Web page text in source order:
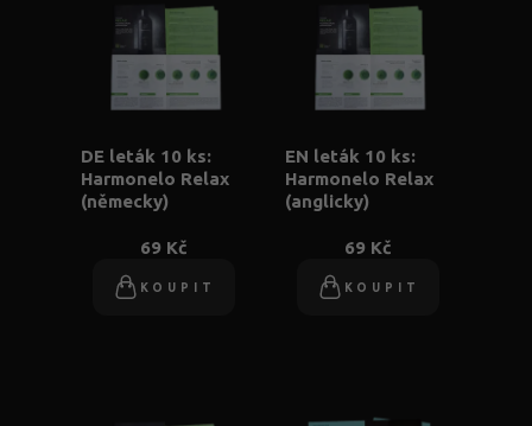
DE leták 10 ks:
Harmonelo Relax
(německy)
69 Kč
KOUPIT
EN leták 10 ks:
Harmonelo Relax
(anglicky)
69 Kč
KOUPIT